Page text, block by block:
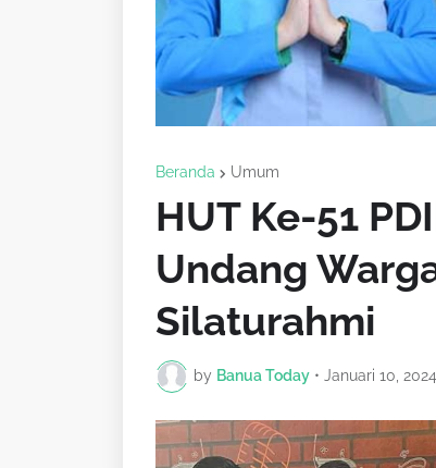
Beranda Umum
HUT Ke-51
Undang
Silaturahmi
by Banua Today • Januari 10, 2024